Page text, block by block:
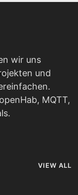
wir uns
und
MQTT,
VIEW ALL